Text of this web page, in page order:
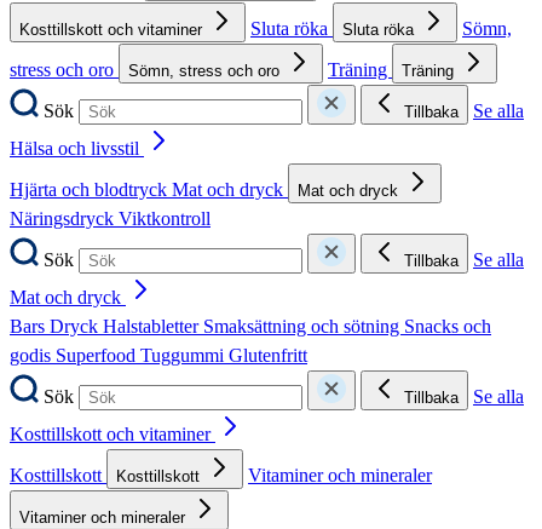
Kosttillskott och vitaminer Sluta röka Sluta röka
Sömn,
stress och oro
Sömn, stress och oro Träning Träning
Sök Tillbaka
Se alla
Hälsa och livsstil
Hjärta och blodtryck Mat och dryck Mat och dryck
Näringsdryck Viktkontroll
Sök
Tillbaka
Se alla
Mat och dryck
Bars Dryck Halstabletter Smaksättning och sötning Snacks och
godis Superfood Tuggummi Glutenfritt
Sök
Tillbaka
Se alla
Kosttillskott och vitaminer
Kosttillskott
Kosttillskott Vitaminer och mineraler
Vitaminer och mineraler